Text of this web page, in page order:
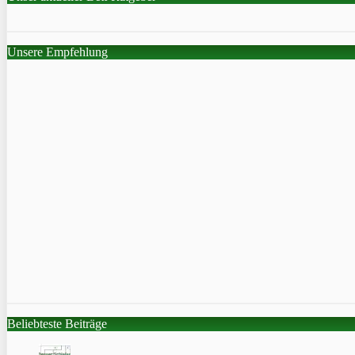
Unsere Empfehlung
Beliebteste Beiträge